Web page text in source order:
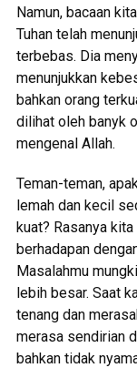
Namun, bacaan
Tuhan telah
terbebas. Dia
menunjukkan
bahkan orang
dilihat oleh banyk
mengenal Allah.
Teman-teman,
lemah dan kecil
kuat? Rasanya
berhadapan
Masalahmu
lebih besar. Saat
tenang dan
merasa sendirian
bahkan tidak